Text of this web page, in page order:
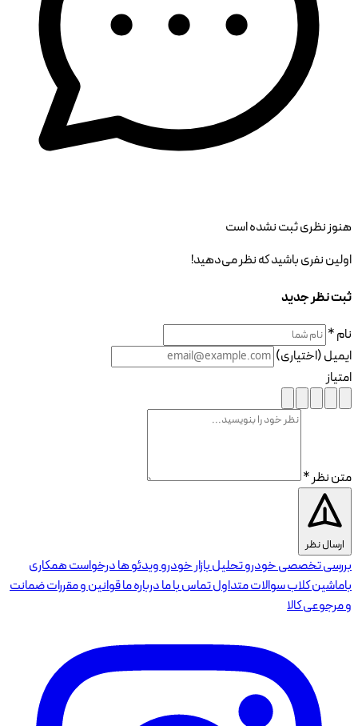
هنوز نظری ثبت نشده است
اولین نفری باشید که نظر می‌دهید!
ثبت نظر جدید
نام *
ایمیل (اختیاری)
امتیاز
متن نظر *
ارسال نظر
بررسی تخصصی خودروتحلیل بازار خودروویدئو هادرخواست همکاری
باماشین کلابسوالات متداولتماس با مادرباره ماقوانین و مقرراتضمانت
و مرجوعی کالا